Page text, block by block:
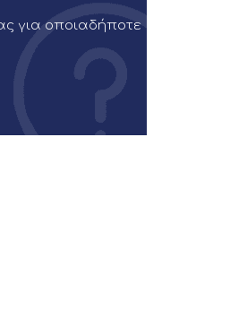
για οποιαδήποτε